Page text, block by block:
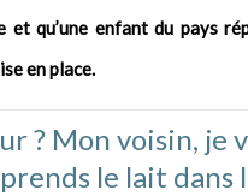
et qu’une enfant du pays
en place.
? Mon voisin, je
prends le lait